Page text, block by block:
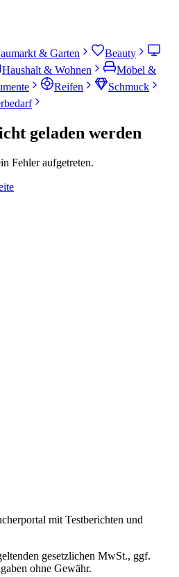
& Garten
Beauty
Haushalt & Wohnen
Möbel &
Reifen
Schmuck
geladen werden
Fehler aufgetreten.
mit Testberichten und
gesetzlichen MwSt., ggf.
ohne Gewähr.